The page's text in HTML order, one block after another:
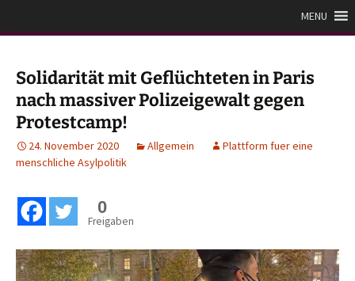
Inhaltmenschliche Asylpolitik
MENU
Solidarität mit Geflüchteten in Paris
nach massiver Polizeigewalt gegen
Protestcamp!
24. November 2020 Allgemein
Plattform fuer eine
menschliche Asylpolitik
0
Freigaben